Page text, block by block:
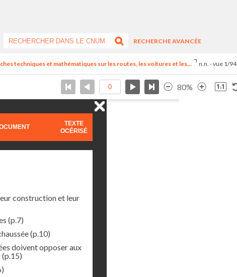
RECHERCHE AVANCÉE
techniques et mathématiques sur les routes, les voitures et les... n.n. - vue 1/94
80%
TEXTE
OCÉRISÉ
construction et leur
(p.7)
(p.10)
doivent opposer aux
(p.15)